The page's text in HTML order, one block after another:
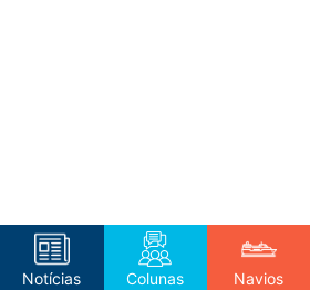
Notícias Colunas Navios